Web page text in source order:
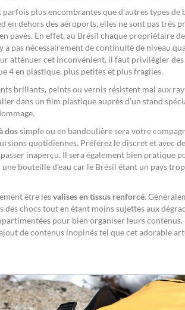
plus encombrantes que d’autres types de
en dehors des aéroports, elles ne sont pas très
pavés. En effet, au Brésil chaque propriétaire
a pas nécessairement de continuité de niveau
atténuer cet inconvénient, il faut privilégier des
4 en plastique, plus petites et plus fragiles.
brillants, peints ou vernis résistent mal aux
dans un film plastique auprès d’un stand
dossimple ou en bandoulière sera votre
quotidiennes. Préférez le discret et avec
inaperçu. Il sera également bien pratique
bouteille d’eau car le Brésil étant un pays
être lesvalises en tissus renforcé.
chocs tout en étant moins sujettes aux
pour bien organiser leurs
de contenus inopinés tel que cet adorable